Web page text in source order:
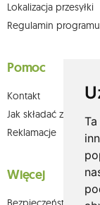
Lokalizacja przesyłki
Regulamin
Pomoc
Kontakt
Jak składać
Reklamacje
Więcej